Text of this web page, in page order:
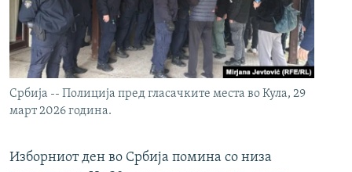
Србија -- Полиција пред гласачките места во Кула, 29
март 2026 година.
Изборниот ден во Србија помина со низа